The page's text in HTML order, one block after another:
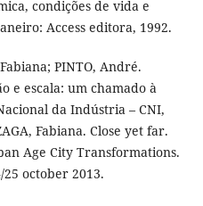
condições de vida e
Access editora, 1992.
PINTO, André.
e escala: um chamado à
da Indústria – CNI,
Fabiana. Close yet far.
Age City Transformations.
october 2013.